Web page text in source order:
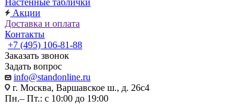
Настенные таблички
Акции
Доставка и оплата
Контакты
+7 (495) 106-81-88
Заказать звонок
Задать вопрос
info@standonline.ru
г. Москва, Варшавское ш., д. 26с4
Пн.– Пт.: с 10:00 до 19:00